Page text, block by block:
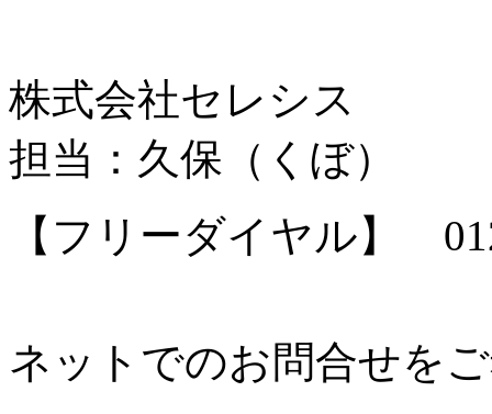
株式会社セレシス
担当：久保（くぼ）
【フリーダイヤル】
ネットでのお問合せを